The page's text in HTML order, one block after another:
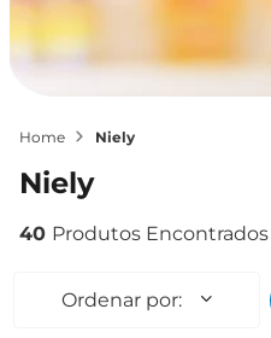
niely
niely
40